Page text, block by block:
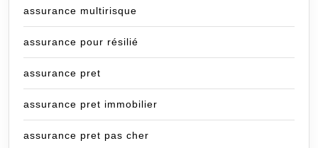
assurance multirisque
assurance pour résilié
assurance pret
assurance pret immobilier
assurance pret pas cher